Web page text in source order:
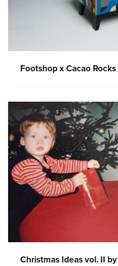
Footshop x Cacao Rocks
Christmas Ideas vol. II